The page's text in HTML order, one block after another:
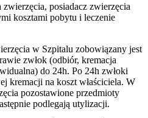
posiadacz zwierzęcia
kosztami pobytu i leczenie
w Szpitalu zobowiązany jest
zwłok (odbiór, kremacja
do 24h. Po 24h zwłoki
kremacji na koszt właściciela. W
pozostawione przedmioty
podlegają utylizacji.